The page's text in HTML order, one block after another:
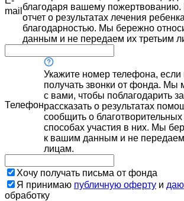
mail благодаря вашему
отчет о результатах лечения
благодарностью. Мы бережно
данным и не передаем их третьим
Телефон
Укажите номер телефона, если
получать звонки от фонда. Мы
с вами, чтобы поблагодарить
рассказать о результатах
сообщить о
способах участия в них. Мы
к вашим данным и не передаем
лицам.
Хочу получать письма от фонда
Я принимаю публичную оферту и
обработку